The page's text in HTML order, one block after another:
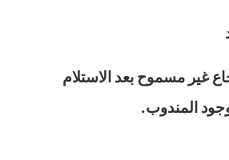
غير مسموح بعد الاستلام
المندوب.